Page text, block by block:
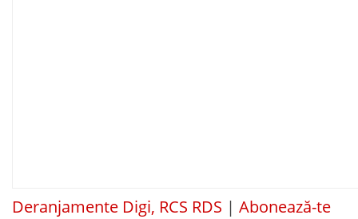
Deranjamente Digi, RCS RDS | Abonează-te